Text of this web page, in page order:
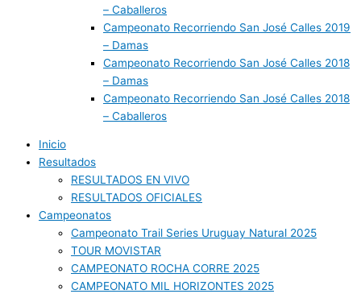
– Caballeros
Campeonato Recorriendo San José Calles 2019
– Damas
Campeonato Recorriendo San José Calles 2018
– Damas
Campeonato Recorriendo San José Calles 2018
– Caballeros
Inicio
Resultados
RESULTADOS EN VIVO
RESULTADOS OFICIALES
Campeonatos
Campeonato Trail Series Uruguay Natural 2025
TOUR MOVISTAR
CAMPEONATO ROCHA CORRE 2025
CAMPEONATO MIL HORIZONTES 2025